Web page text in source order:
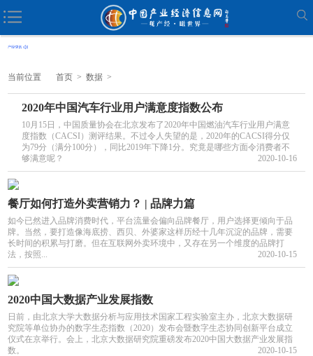
当前位置 首页 > 数据 >
2020年中国汽车行业用户满意度指数公布
10月15日，中国质量协会在北京发布了2020年中国燃油汽车行业用户满意
度指数（CACSI）测评结果。不过令人失望的是，2020年的CACSI得分仅
为79分（满分100分），同比2019年下降1分。究竟是哪些方面令消费者不
够满意呢？
2020-10-16
餐厅如何打造外卖营销力？ | 品牌力篇
如今已然进入品牌消费时代，平台流量会偏向品牌餐厅，用户选择更倾向于品
牌。当然，要打造像海底捞、西贝、外婆家这样历经十几年沉淀的品牌，需要
长时间的积累与打磨。但在互联网外卖环境中，又存在另一个维度的品牌打
法，按照...
2020-10-15
2020中国大数据产业发展指数
日前，由北京大学大数据分析与应用技术国家工程实验室主办，北京大数据研
究院等单位协办的数字生态指数（2020）发布会暨数字生态协同创新平台成立
仪式在京举行。会上，北京大数据研究院重磅发布2020中国大数据产业发展指
数。
2020-10-15